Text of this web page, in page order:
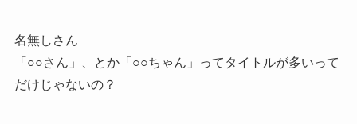
名無しさん
「○○さん」、とか「○○ちゃん」ってタイトルが多いって
だけじゃないの？